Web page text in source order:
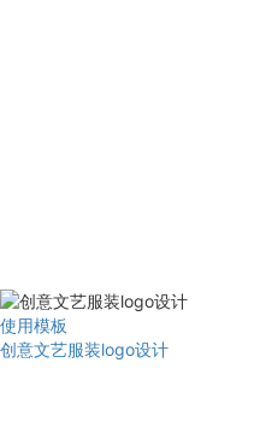
使用模板
创意文艺服装logo设计